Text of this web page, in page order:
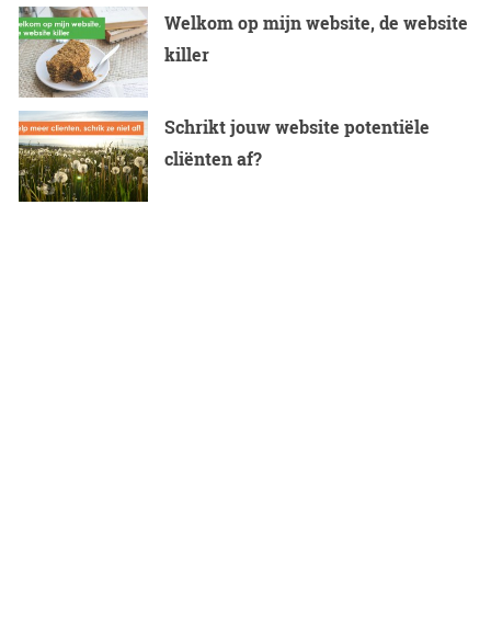
Welkom op mijn website, de website
killer
Schrikt jouw website potentiële
cliënten af?